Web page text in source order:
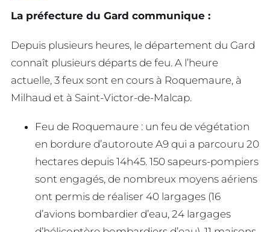
La préfecture du Gard communique :
Depuis plusieurs heures, le département du Gard
connaît plusieurs départs de feu. A l’heure
actuelle, 3 feux sont en cours à Roquemaure, à
Milhaud et à Saint-Victor-de-Malcap.
Feu de Roquemaure : un feu de végétation
en bordure d’autoroute A9 qui a parcouru 20
hectares depuis 14h45. 150 sapeurs-pompiers
sont engagés, de nombreux moyens aériens
ont permis de réaliser 40 largages (16
d’avions bombardier d’eau, 24 largages